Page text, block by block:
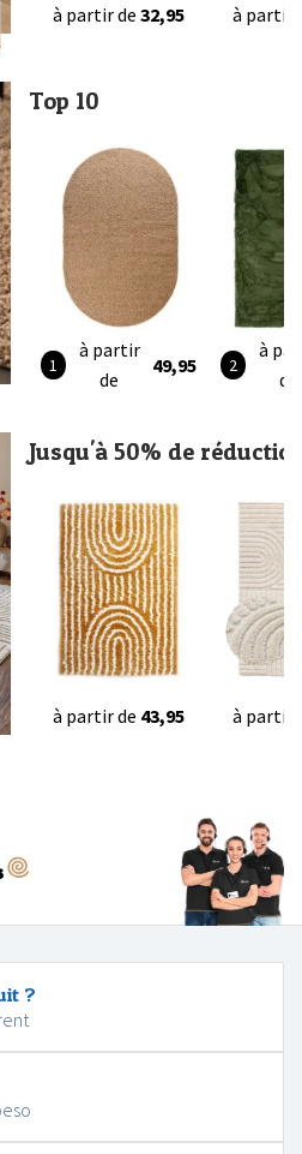
à partir de 32,95 à partir
Top 10
à partir
de
49,95
à
de
Jusqu'à 50% de
à partir de 43,95 à partir
?